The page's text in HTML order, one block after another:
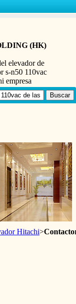
(HK)
elevador de
s-n50 110vac
empresa
Hitachi>